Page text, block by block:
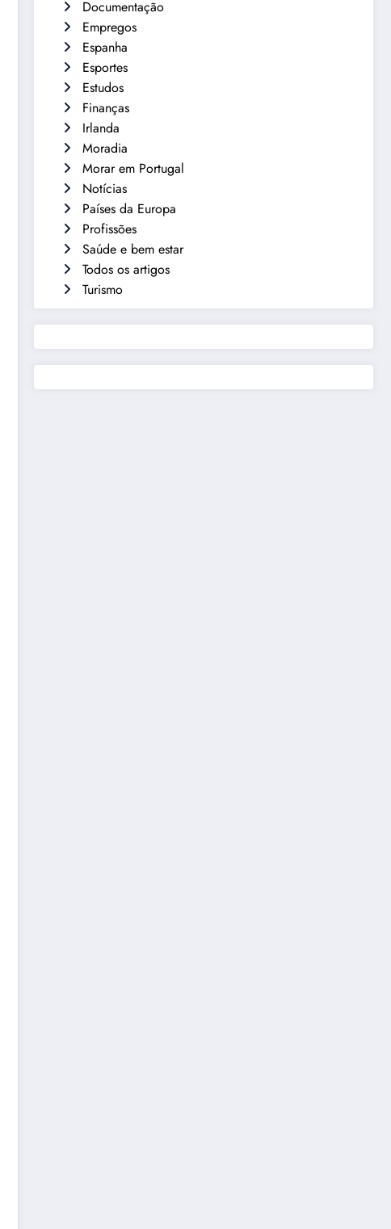
Documentação
Empregos
Espanha
Esportes
Estudos
Finanças
Irlanda
Moradia
Morar em Portugal
Notícias
Países da Europa
Profissões
Saúde e bem estar
Todos os artigos
Turismo